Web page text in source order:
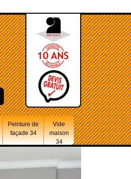
Peinture de
façade 34
Vide
maison
34